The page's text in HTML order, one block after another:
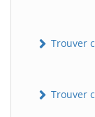
Trouver
Trouver